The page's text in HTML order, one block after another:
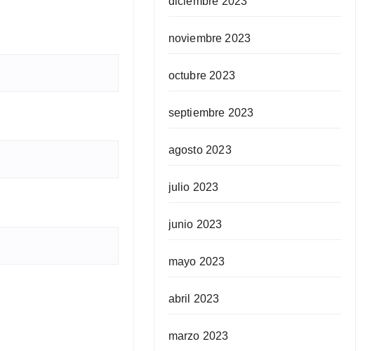
noviembre 2023
octubre 2023
septiembre 2023
agosto 2023
julio 2023
junio 2023
mayo 2023
abril 2023
marzo 2023